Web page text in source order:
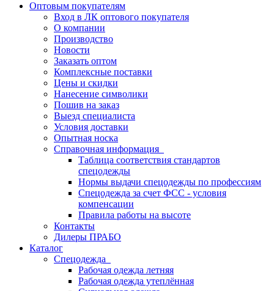
Оптовым покупателям
Вход в ЛК оптового покупателя
О компании
Производство
Новости
Заказать оптом
Комплексные поставки
Цены и скидки
Нанесение символики
Пошив на заказ
Выезд специалиста
Условия доставки
Опытная носка
Справочная информация
Таблица соответствия стандартов
спецодежды
Нормы выдачи спецодежды по профессиям
Спецодежда за счет ФСС - условия
компенсации
Правила работы на высоте
Контакты
Дилеры ПРАБО
Каталог
Спецодежда
Рабочая одежда летняя
Рабочая одежда утеплённая